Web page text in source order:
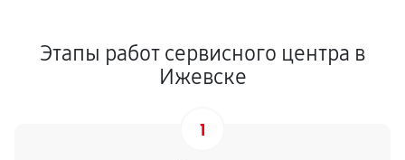
Этапы работ сервисного центра в
Ижевске
1